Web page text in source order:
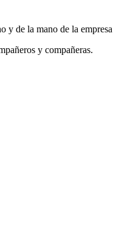
y de la mano de la empresa
y compañeras.